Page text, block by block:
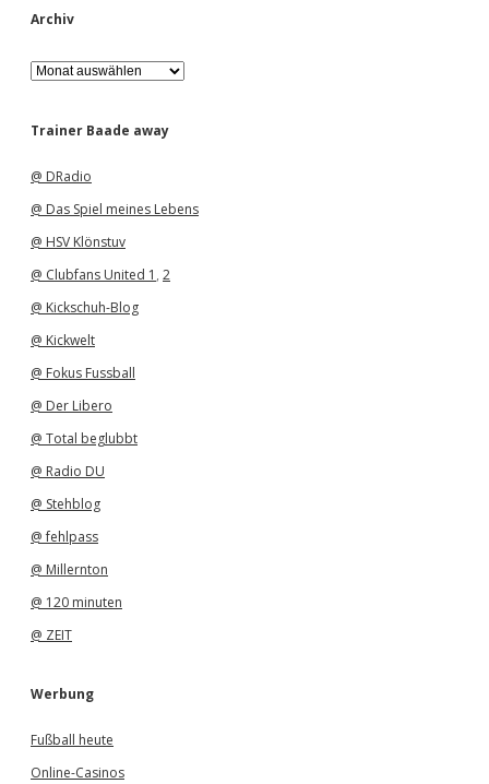
Archiv
A
r
h
Trainer Baade away
@ DRadio
@ Das Spiel meines Lebens
@ HSV Klönstuv
@ Clubfans United 1 , 2
@ Kickschuh-Blog
@ Kickwelt
@ Fokus Fussball
@ Der Libero
@ Total beglubbt
@ Radio DU
@ Stehblog
@ fehlpass
@ Millernton
@ 120 minuten
@ ZEIT
Werbung
Fußball heute
Online-Casinos